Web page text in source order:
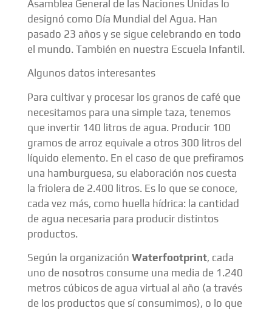
Asamblea General de las Naciones Unidas lo
designó como Día Mundial del Agua. Han
pasado 23 años y se sigue celebrando en todo
el mundo. También en nuestra Escuela Infantil.
Algunos datos interesantes
Para cultivar y procesar los granos de café que
necesitamos para una simple taza, tenemos
que invertir 140 litros de agua. Producir 100
gramos de arroz equivale a otros 300 litros del
líquido elemento. En el caso de que prefiramos
una hamburguesa, su elaboración nos cuesta
la friolera de 2.400 litros. Es lo que se conoce,
cada vez más, como huella hídrica: la cantidad
de agua necesaria para producir distintos
productos.
Según la organización Waterfootprint, cada
uno de nosotros consume una media de 1.240
metros cúbicos de agua virtual al año (a través
de los productos que sí consumimos), o lo que